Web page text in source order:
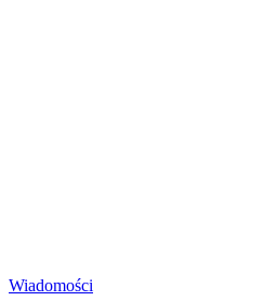
Wiadomości